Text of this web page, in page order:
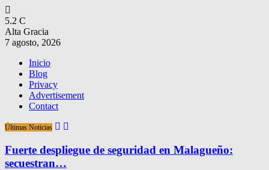
5.2 C
Alta Gracia
7 agosto, 2026
Inicio
Blog
Privacy
Advertisement
Contact
Últimas Noticias
Fuerte despliegue de seguridad en Malagueño:
secuestran…